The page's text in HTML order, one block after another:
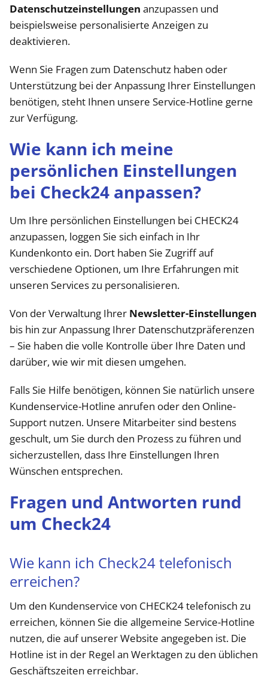
Datenschutzeinstellungen anzupassen und
beispielsweise personalisierte Anzeigen zu
deaktivieren.
Wenn Sie Fragen zum Datenschutz haben oder
Unterstützung bei der Anpassung Ihrer Einstellungen
benötigen, steht Ihnen unsere Service-Hotline gerne
zur Verfügung.
Wie kann ich meine
persönlichen Einstellungen
bei Check24 anpassen?
Um Ihre persönlichen Einstellungen bei CHECK24
anzupassen, loggen Sie sich einfach in Ihr
Kundenkonto ein. Dort haben Sie Zugriff auf
verschiedene Optionen, um Ihre Erfahrungen mit
unseren Services zu personalisieren.
Von der Verwaltung Ihrer Newsletter-Einstellungen
bis hin zur Anpassung Ihrer Datenschutzpräferenzen
– Sie haben die volle Kontrolle über Ihre Daten und
darüber, wie wir mit diesen umgehen.
Falls Sie Hilfe benötigen, können Sie natürlich unsere
Kundenservice-Hotline anrufen oder den Online-
Support nutzen. Unsere Mitarbeiter sind bestens
geschult, um Sie durch den Prozess zu führen und
sicherzustellen, dass Ihre Einstellungen Ihren
Wünschen entsprechen.
Fragen und Antworten rund
um Check24
Wie kann ich Check24 telefonisch
erreichen?
Um den Kundenservice von CHECK24 telefonisch zu
erreichen, können Sie die allgemeine Service-Hotline
nutzen, die auf unserer Website angegeben ist. Die
Hotline ist in der Regel an Werktagen zu den üblichen
Geschäftszeiten erreichbar.